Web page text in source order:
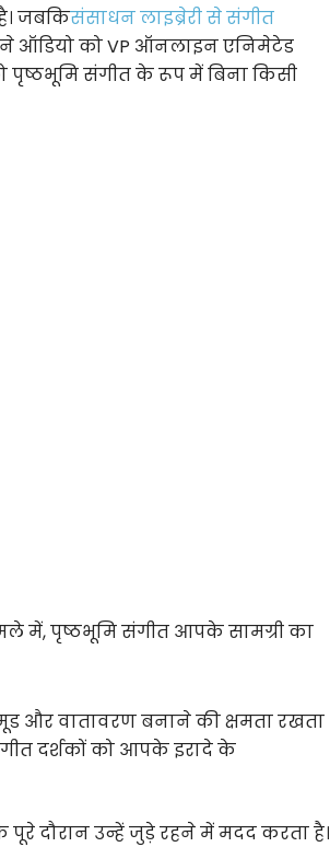
जबकिसंसाधन लाइब्रेरी से संगीत
ऑडियो को VP ऑनलाइन एनिमेटेड
संगीत के रूप में बिना किसी
में, पृष्ठभूमि संगीत आपके सामग्री का
और वातावरण बनाने की क्षमता रखता
दर्शकों को आपके इरादे के
दौरान उन्हें जुड़े रहने में मदद करता है।